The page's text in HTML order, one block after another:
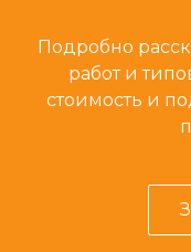
Подробно
работ и
стоимость и